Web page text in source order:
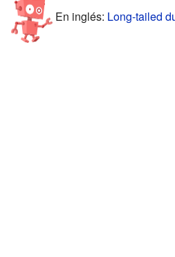
En inglés: Long-tailed